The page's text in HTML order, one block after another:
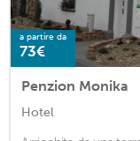
a partire da
73€
Penzion Monika
Hotel